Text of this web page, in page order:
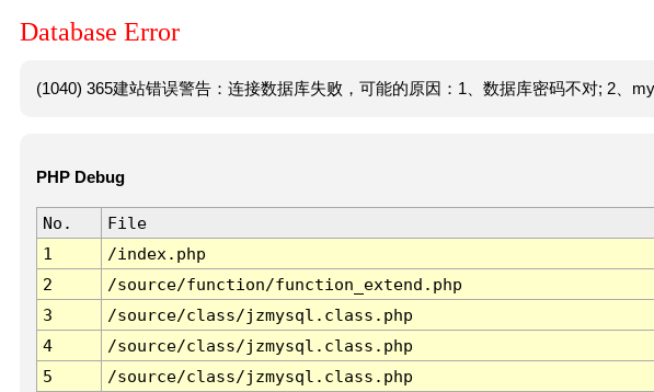
Database Error
(1040) 365建站错误警告：连接数据库失败，可能的原因：1、数据库密码不对; 2、
PHP Debug
No. File
1
/index.php
2
/source/function/function_extend.php
3
/source/class/jzmysql.class.php
4
/source/class/jzmysql.class.php
5
/source/class/jzmysql.class.php